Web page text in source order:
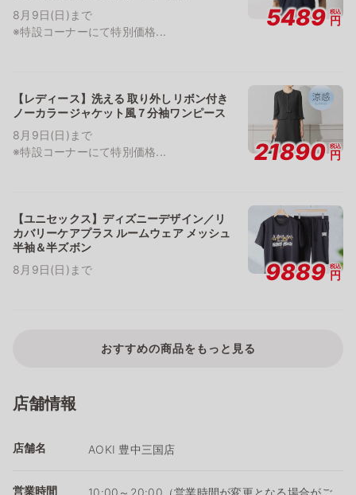
8月9日(日)まで
※特設コーナーにて特別価格...
5489 税込
円
【レディース】洗える 取り外しリボン付き
ノーカラージャケット風７分袖ワンピース
8月9日(日)まで
※特設コーナーにて特別価格...
21890 税込
円
【ユニセックス】ディズニーデザイン／リ
カバリーケアプラス ルームウェア メッシュ
半袖＆半ズボン
8月9日(日)まで
9889 税込
円
おすすめの商品をもっと見る
店舗情報
店舗名 AOKI 豊中三国店
営業時間
10:00～20:00（営業時間が変更となる場合がご